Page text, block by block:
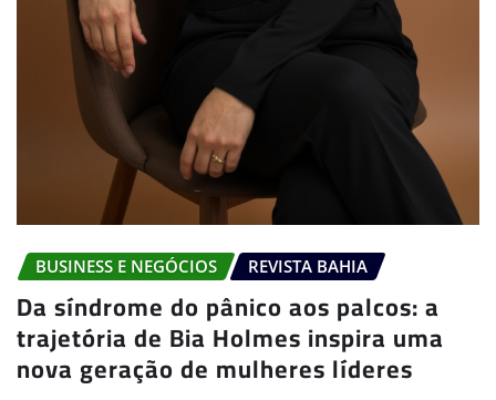
BUSINESS E NEGÓCIOS REVISTA BAHIA
Da síndrome do pânico aos palcos: a
trajetória de Bia Holmes inspira uma
nova geração de mulheres líderes